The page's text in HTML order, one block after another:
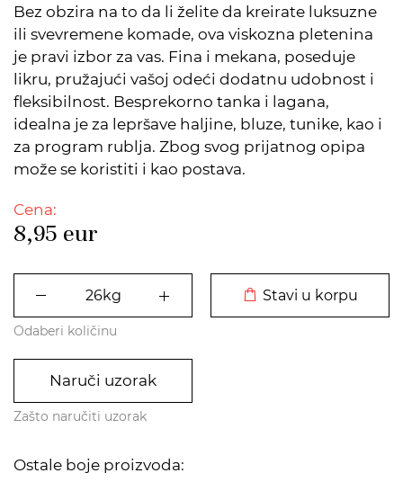
Bez obzira na to da li želite da kreirate luksuzne
ili svevremene komade, ova viskozna pletenina
je pravi izbor za vas. Fina i mekana, poseduje
likru, pružajući vašoj odeći dodatnu udobnost i
fleksibilnost. Besprekorno tanka i lagana,
idealna je za lepršave haljine, bluze, tunike, kao i
za program rublja. Zbog svog prijatnog opipa
može se koristiti i kao postava.
Cena:
8,95 eur
Stavi u korpu
Odaberi količinu
Naruči uzorak
Zašto naručiti uzorak
Ostale boje proizvoda: